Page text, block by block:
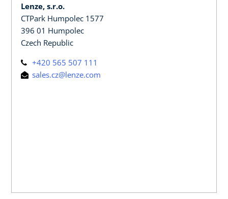
Lenze, s.r.o.
CTPark Humpolec 1577
396 01 Humpolec
Czech Republic
+420 565 507 111
sales.cz@lenze.com